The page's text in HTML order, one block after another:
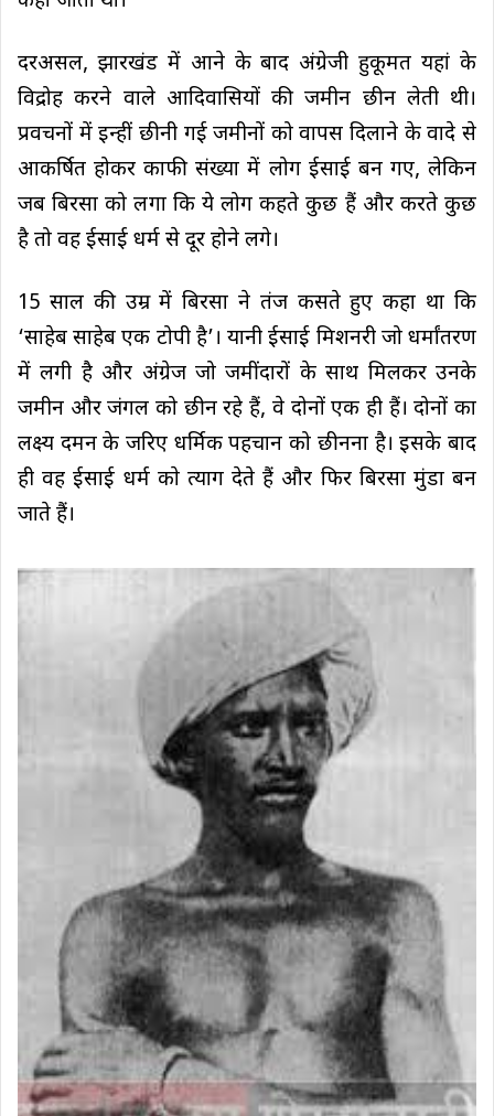
दरअसल, झारखंड में आने के बाद अंग्रेजी हुकूमत यहां के
विद्रोह करने वाले आदिवासियों की जमीन छीन लेती थी।
प्रवचनों में इन्हीं छीनी गई जमीनों को वापस दिलाने के वादे से
आकर्षित होकर काफी संख्या में लोग ईसाई बन गए, लेकिन
जब बिरसा को लगा कि ये लोग कहते कुछ हैं और करते कुछ
है तो वह ईसाई धर्म से दूर होने लगे।
15 साल की उम्र में बिरसा ने तंज कसते हुए कहा था कि
‘साहेब साहेब एक टोपी है’। यानी ईसाई मिशनरी जो धर्मांतरण
में लगी है और अंग्रेज जो जमींदारों के साथ मिलकर उनके
जमीन और जंगल को छीन रहे हैं, वे दोनों एक ही हैं। दोनों का
लक्ष्य दमन के जरिए धर्मिक पहचान को छीनना है। इसके बाद
ही वह ईसाई धर्म काे त्याग देते हैं और फिर बिरसा मुंडा बन
जाते हैं।